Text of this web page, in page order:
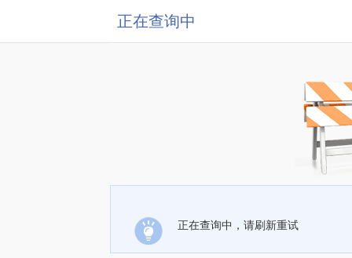
正在查询中
正在查询中，请刷新重试